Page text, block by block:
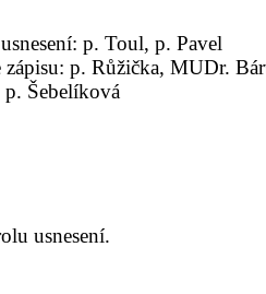
p. Toul, p. Pavel
p. Růžička, MUDr.
Šebelíková
usnesení.